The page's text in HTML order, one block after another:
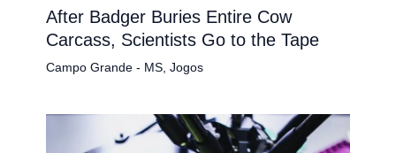
After Badger Buries Entire Cow
Carcass, Scientists Go to the Tape
Campo Grande - MS, Jogos